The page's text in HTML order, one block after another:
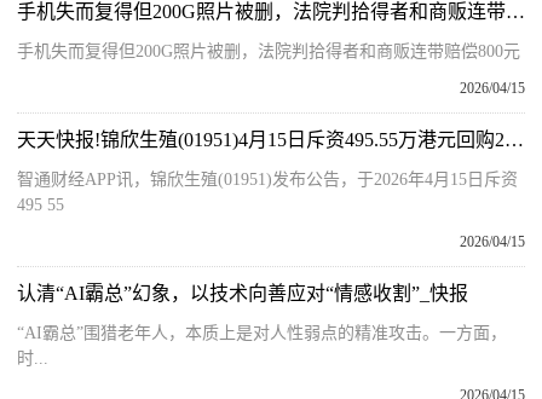
手机失而复得但200G照片被删，法院判拾得者和商贩连带赔偿800元 今日关注
手机失而复得但200G照片被删，法院判拾得者和商贩连带赔偿800元
2026/04/15
天天快报!锦欣生殖(01951)4月15日斥资495.55万港元回购206.6万股
智通财经APP讯，锦欣生殖(01951)发布公告，于2026年4月15日斥资
495 55
2026/04/15
认清“AI霸总”幻象，以技术向善应对“情感收割”_快报
“AI霸总”围猎老年人，本质上是对人性弱点的精准攻击。一方面，
时...
2026/04/15